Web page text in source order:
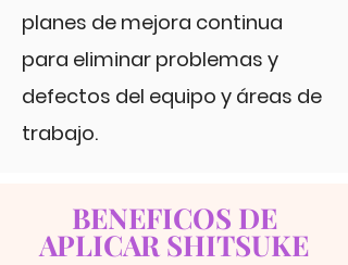
planes de mejora continua
para eliminar problemas y
defectos del equipo y áreas de
trabajo.
BENEFICOS DE
APLICAR SHITSUKE